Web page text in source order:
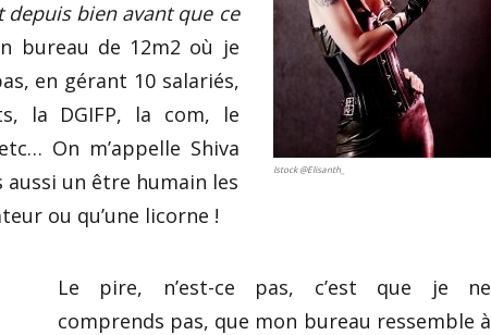
Istock @Elisanth_
depuis bien avant que ce
bureau de 12m2 où je
en gérant 10 salariés,
la DGIFP, la com, le
On m’appelle Shiva
aussi un être humain les
ou qu’une licorne !
Le pire, n’est-ce pas, c’est que je ne
comprends pas, que mon bureau ressemble à